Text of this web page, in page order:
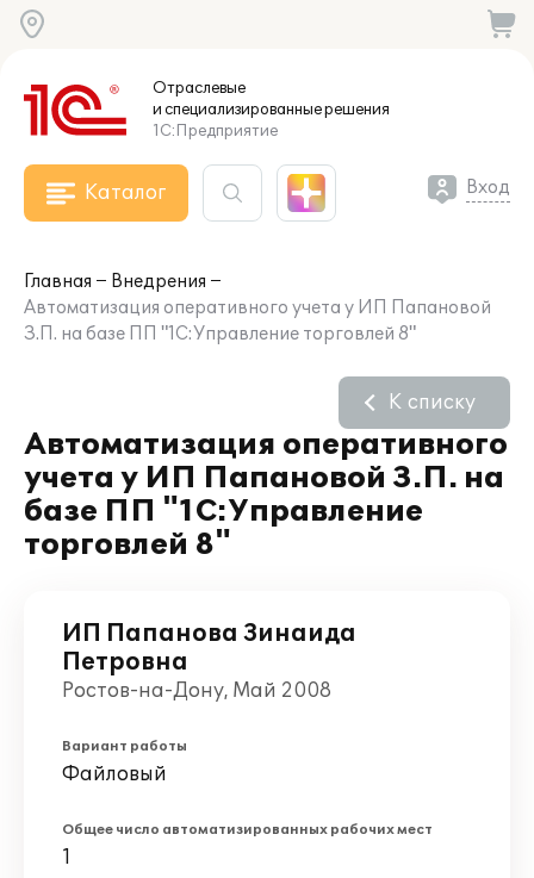
Отраслевые
и специализированныерешения
1С:Предприятие
Каталог Вход
Главная
Внедрения
Автоматизация оперативного учета у ИП Папановой
З.П. на базе ПП "1С:Управление торговлей 8"
Автоматизация оперативного
учета у ИП Папановой З.П. на
базе ПП "1С:Управление
торговлей 8"
К списку
ИП Папанова Зинаида
Петровна
Ростов-на-Дону, Май 2008
Вариант работы
Файловый
Общее число автоматизированных рабочих мест
1